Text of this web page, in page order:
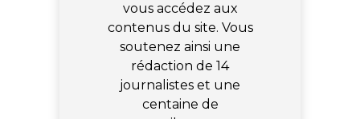
vous accédez aux
contenus du site. Vous
soutenez ainsi une
rédaction de 14
journalistes et une
centaine de